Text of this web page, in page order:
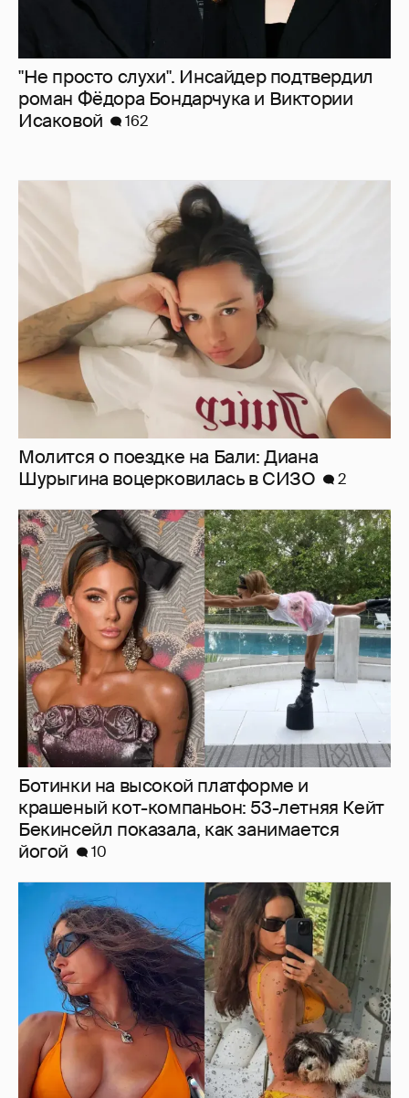
"Не просто слухи". Инсайдер подтвердил
роман Фёдора Бондарчука и Виктории
Исаковой
162
Молится о поездке на Бали: Диана
Шурыгина воцерковилась в СИЗО
2
Ботинки на высокой платформе и
крашеный кот-компаньон: 53-летняя Кейт
Бекинсейл показала, как занимается
йогой
10